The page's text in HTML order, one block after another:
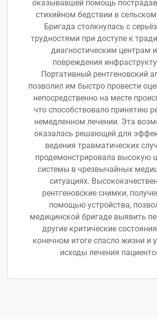
оказывавшей помощь
стихийном бедствии в
Бригада столкнулась с
трудностями при доступе к
диагностическим центрам
повреждения
Портативный рентгеновский
позволил им быстро провести
непосредственно на месте
что способствовало принятию
немедленном лечении. Эта
оказалась решающей для
ведения травматических
продемонстрировала высокую
системы в чрезвычайных
ситуациях.
рентгеновские снимки,
помощью устройства,
медицинской бригаде выявить
другие критические
конечном итоге спасло жизни и
исходы лечения